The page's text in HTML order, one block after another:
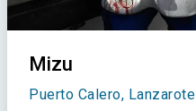
Mizu
Puerto Calero, Lanzarote